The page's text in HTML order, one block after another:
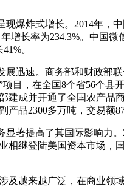
爆炸式增长。2014年，中
增长率为234.3%。中国微
。
迅速。商务部和财政部联
目，在全国8个省56个县
建成并开通了全国农产品
产品2300多万吨，交易额
著提高了其国际影响力。
相继登陆美国资本市场，
越来越广泛，在商业领